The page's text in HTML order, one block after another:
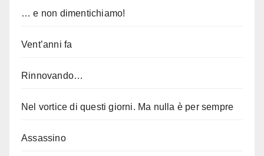
… e non dimentichiamo!
Vent’anni fa
Rinnovando…
Nel vortice di questi giorni. Ma nulla è per sempre
Assassino